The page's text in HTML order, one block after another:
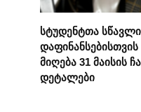
სტუდენტთა
დაფინანსებისთვის
მიღება 31 მაისის
დეტალები